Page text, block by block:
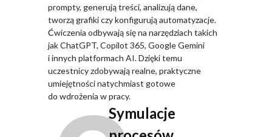
prompty, generują treści, analizują dane,
tworzą grafiki czy konfigurują automatyzacje.
Ćwiczenia odbywają się na narzędziach takich
jak ChatGPT, Copilot 365, Google Gemini
i innych platformach AI. Dzięki temu
uczestnicy zdobywają realne, praktyczne
umiejętności natychmiast gotowe
do wdrożenia w pracy.
Symulacje